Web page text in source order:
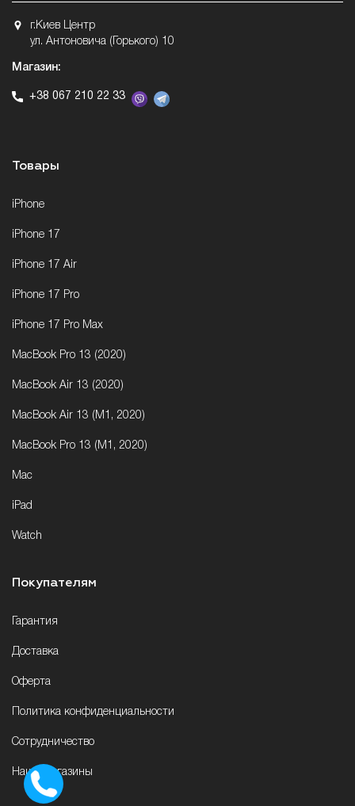
г.Киев Центр
ул. Антоновича (Горького) 10
Магазин:
+38 067 210 22 33
Товары
iPhone
iPhone 17
iPhone 17 Air
iPhone 17 Pro
iPhone 17 Pro Max
MacBook Pro 13 (2020)
MacBook Air 13 (2020)
MacBook Air 13 (M1, 2020)
MacBook Pro 13 (M1, 2020)
Mac
iPad
Watch
Покупателям
Гарантия
Доставка
Оферта
Политика конфиденциальности
Сотрудничество
Наши магазины